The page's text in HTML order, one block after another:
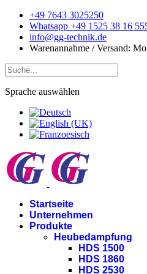
+49 7643 3025250
Whatsapp +49 1525 38 16
info@gg-technik.de
Warenannahme / Versand:
Sprache auswählen
Startseite
Unternehmen
Produkte
Heubedampfung
HDS 1500
HDS 1860
HDS 2530